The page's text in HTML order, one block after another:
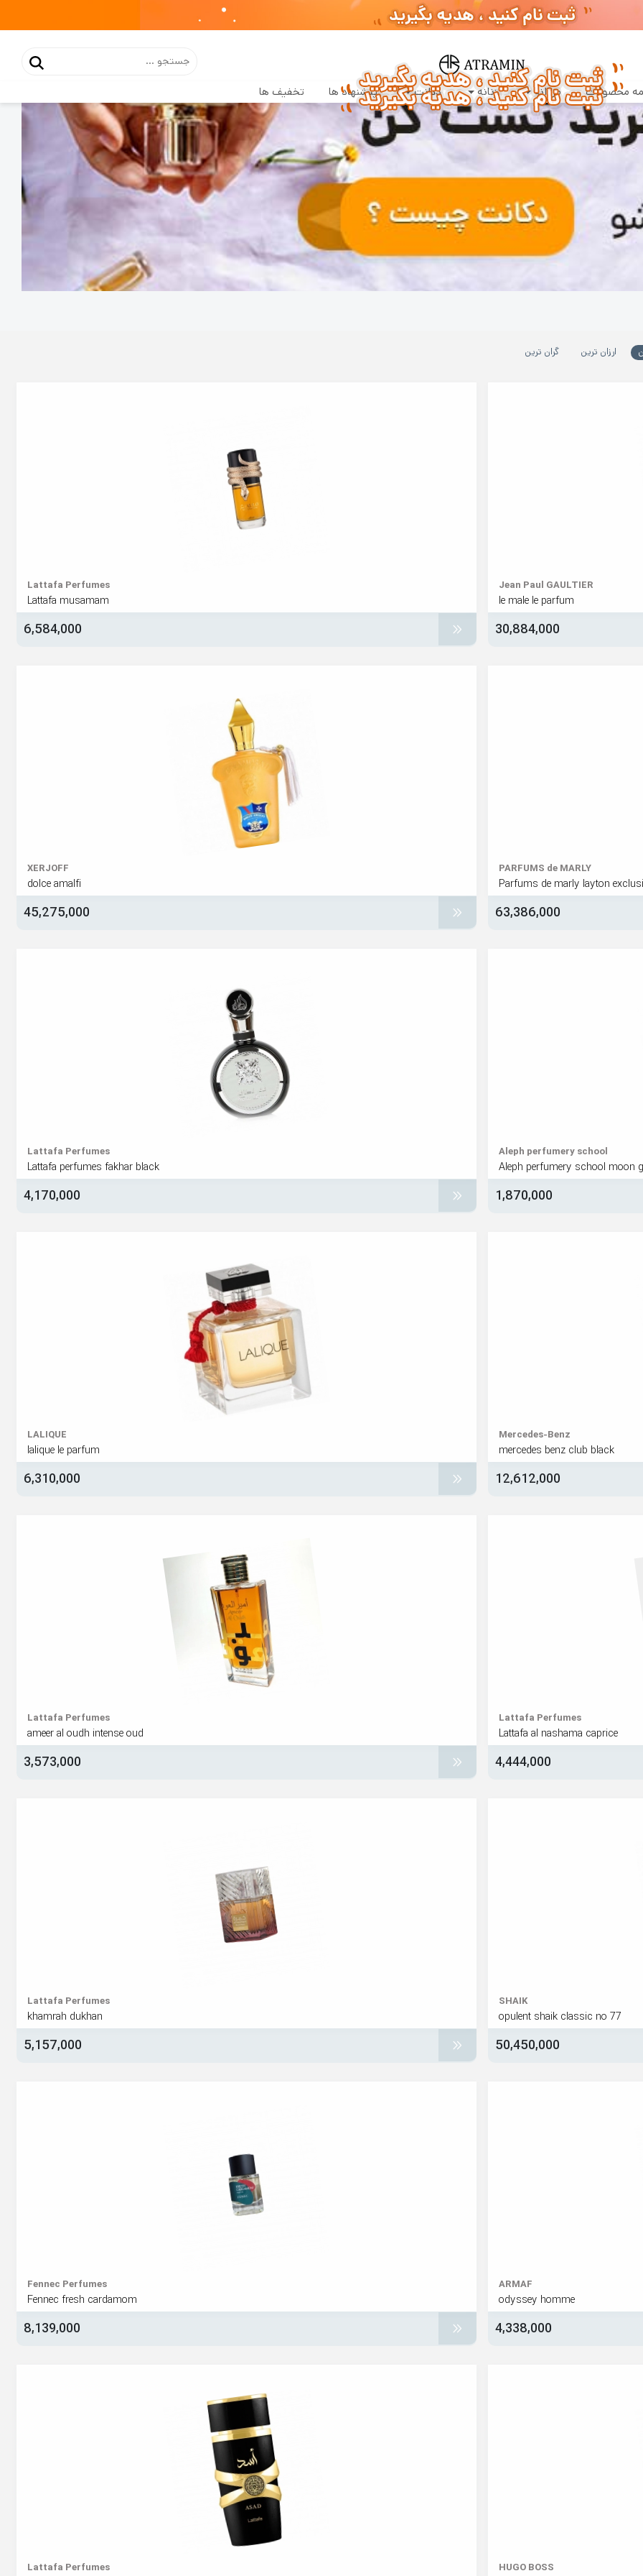
محصولات مردانه زنانه دکانت پیشنهاد ها تخفیف ها
سفارشات طبق روال عادی روزانه پردازش و ارسال خواهند شد
ارزان ترین گران ترین
Jean Paul GAULTIER
le male le parfum
30,884,000
Lattafa Perfumes
Lattafa musamam
6,584,000
PARFUMS de MARLY
Parfums de marly layton
63,386,000
XERJOFF
dolce amalfi
45,275,000
Aleph perfumery school
Aleph perfumery school moon
1,870,000
Lattafa Perfumes
Lattafa perfumes fakhar black
4,170,000
Mercedes-Benz
mercedes benz club black
12,612,000
LALIQUE
lalique le parfum
6,310,000
Lattafa Perfumes
Lattafa al nashama caprice
4,444,000
Lattafa Perfumes
ameer al oudh intense oud
3,573,000
SHAIK
opulent shaik classic no 77
50,450,000
Lattafa Perfumes
khamrah dukhan
5,157,000
ARMAF
odyssey homme
4,338,000
Fennec Perfumes‏
Fennec fresh cardamom
8,139,000
HUGO BOSS
Lattafa Perfumes